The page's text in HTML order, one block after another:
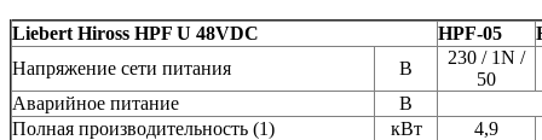
Liebert Hiross HPF U 48VDC HPF-05
Напряжение сети питания
В
230 / 1N /
50
Аварийное питание
В
Полная производительность (1)
кВт
4,9